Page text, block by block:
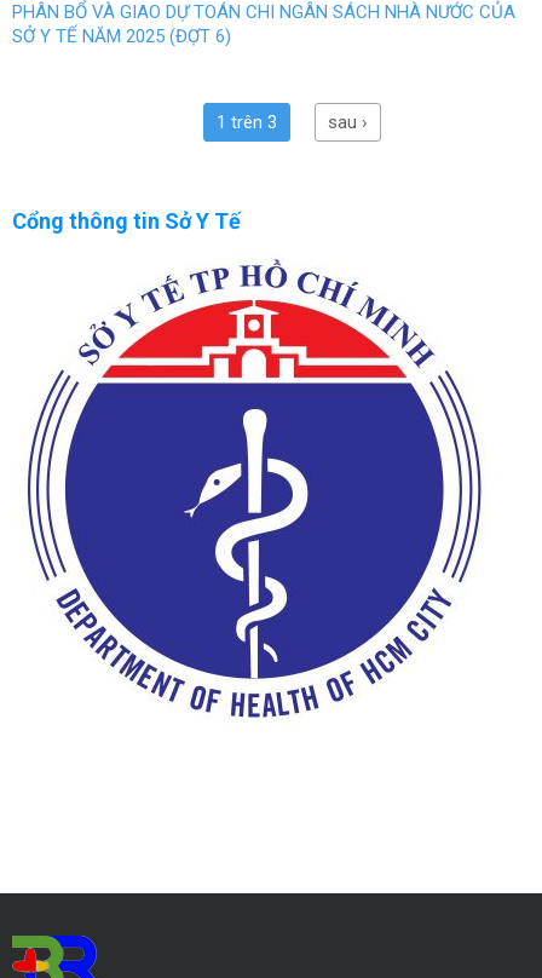
PHÂN BỔ VÀ GIAO DỰ TOÁN CHI NGÂN SÁCH NHÀ NƯỚC CỦA
SỞ Y TẾ NĂM 2025 (ĐỢT 6)
1 trên 3 sau ›
Cổng thông tin Sở Y Tế